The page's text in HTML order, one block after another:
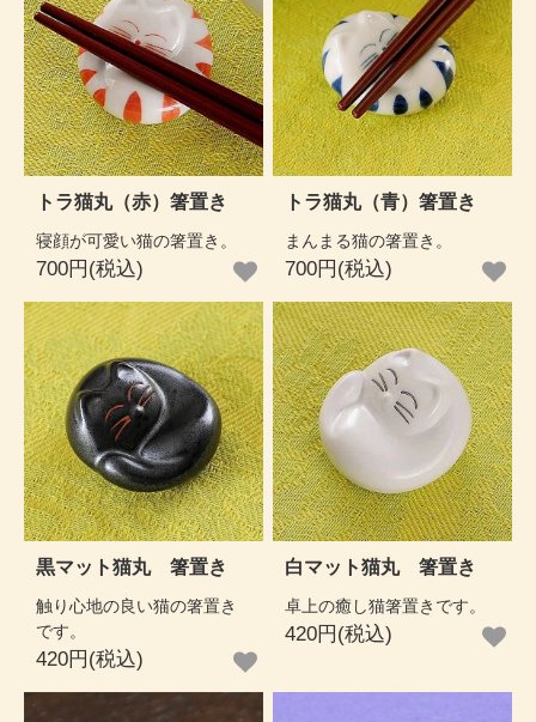
トラ猫丸（赤）箸置き
寝顔が可愛い猫の箸置き。
700円(税込)
トラ猫丸（青）箸置き
まんまる猫の箸置き。
700円(税込)
黒マット猫丸 箸置き
触り心地の良い猫の箸置き
です。
420円(税込)
白マット猫丸 箸置き
卓上の癒し猫箸置きです。
420円(税込)